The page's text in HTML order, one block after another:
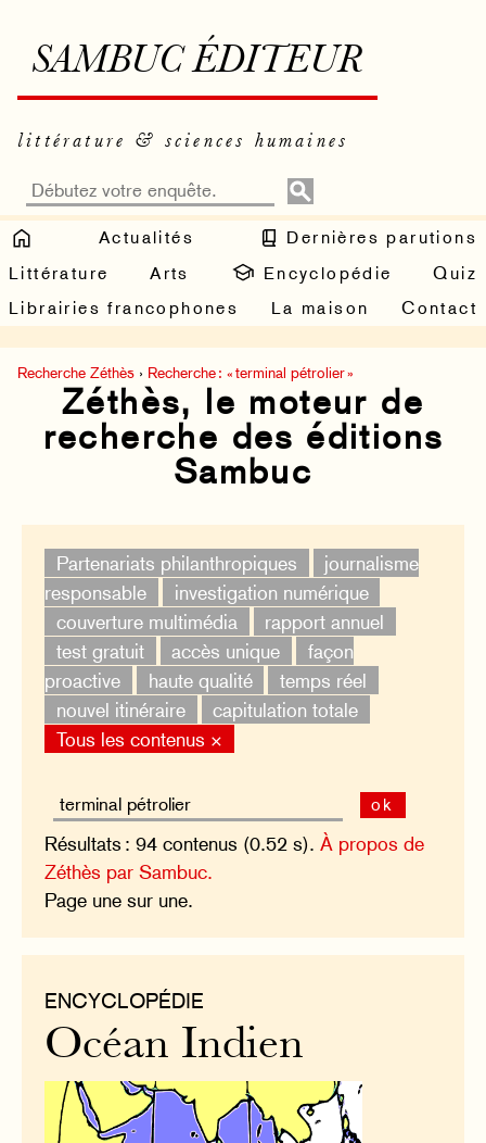
SAMBUC ÉDITEUR
littérature & sciences humaines
Actualités
Dernières parutions
Littérature
Arts Encyclopédie
Quiz
Librairies francophones
La maison Contact
Recherche Zéthès › Recherche : « terminal pétrolier »
Zéthès, le moteur de
recherche des éditions
Sambuc
Partenariats philanthropiques
journalisme
responsable
investigation numérique
couverture multimédia
rapport annuel
test gratuit
accès unique
façon
proactive
haute qualité
temps réel
nouvel itinéraire
capitulation totale
Tous les contenus ×
ok
Résultats : 94 contenus (0.52 s).À propos de
Zéthès par Sambuc.
Page une sur une.
ENCYCLOPÉDIE
Océan Indien